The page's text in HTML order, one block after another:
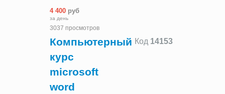
4 400 руб
за день
3037 просмотров
Код 14153
Компьютерный
курс
microsoft
word